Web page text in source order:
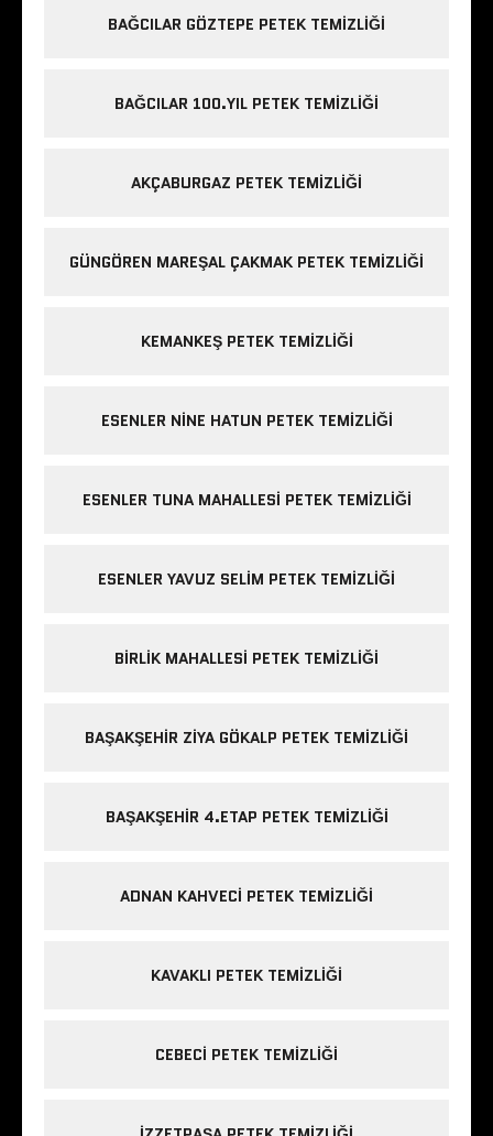
BAĞCILAR GÖZTEPE PETEK TEMIZLIĞI
BAĞCILAR 100.YIL PETEK TEMIZLIĞI
AKÇABURGAZ PETEK TEMIZLIĞI
GÜNGÖREN MAREŞAL ÇAKMAK PETEK TEMIZLIĞI
KEMANKEŞ PETEK TEMIZLIĞI
ESENLER NINE HATUN PETEK TEMIZLIĞI
ESENLER TUNA MAHALLESI PETEK TEMIZLIĞI
ESENLER YAVUZ SELIM PETEK TEMIZLIĞI
BIRLIK MAHALLESI PETEK TEMIZLIĞI
BAŞAKŞEHIR ZIYA GÖKALP PETEK TEMIZLIĞI
BAŞAKŞEHIR 4.ETAP PETEK TEMIZLIĞI
ADNAN KAHVECI PETEK TEMIZLIĞI
KAVAKLI PETEK TEMIZLIĞI
CEBECI PETEK TEMIZLIĞI